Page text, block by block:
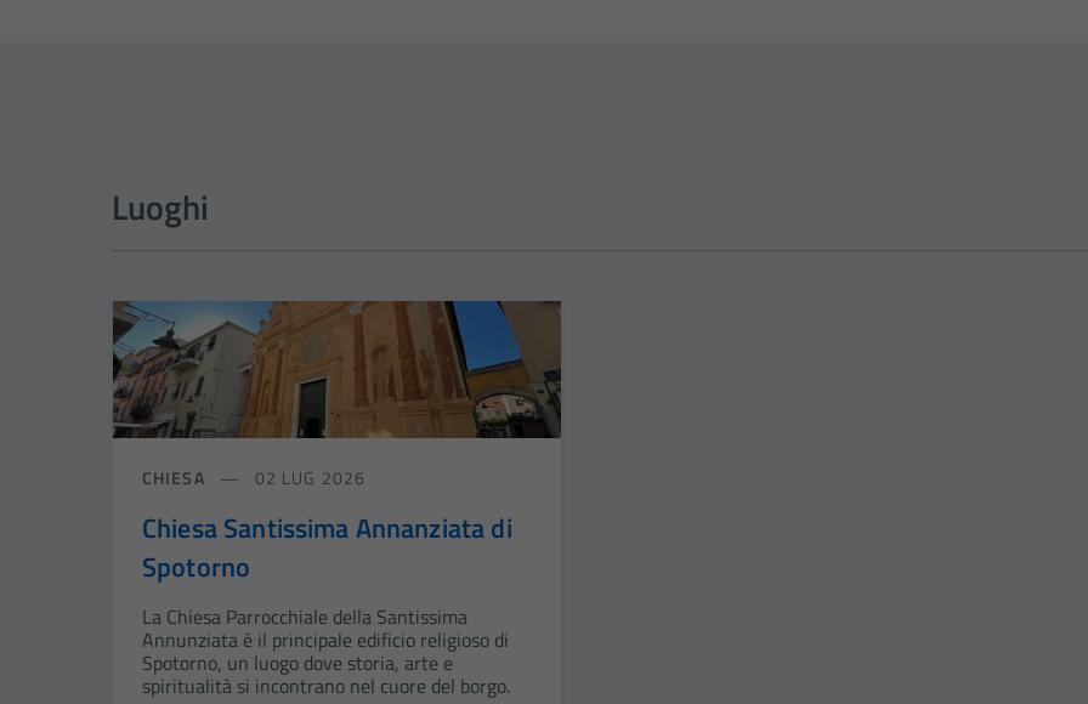
Luoghi
CHIESA 02 LUG 2026
Chiesa Santissima Annanziata di
Spotorno
La Chiesa Parrocchiale della Santissima
Annunziata è il principale edificio religioso di
Spotorno, un luogo dove storia, arte e
spiritualità si incontrano nel cuore del borgo.